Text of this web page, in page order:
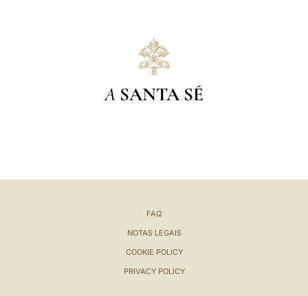
A SANTA SÉ
FAQ
NOTAS LEGAIS
COOKIE POLICY
PRIVACY POLICY